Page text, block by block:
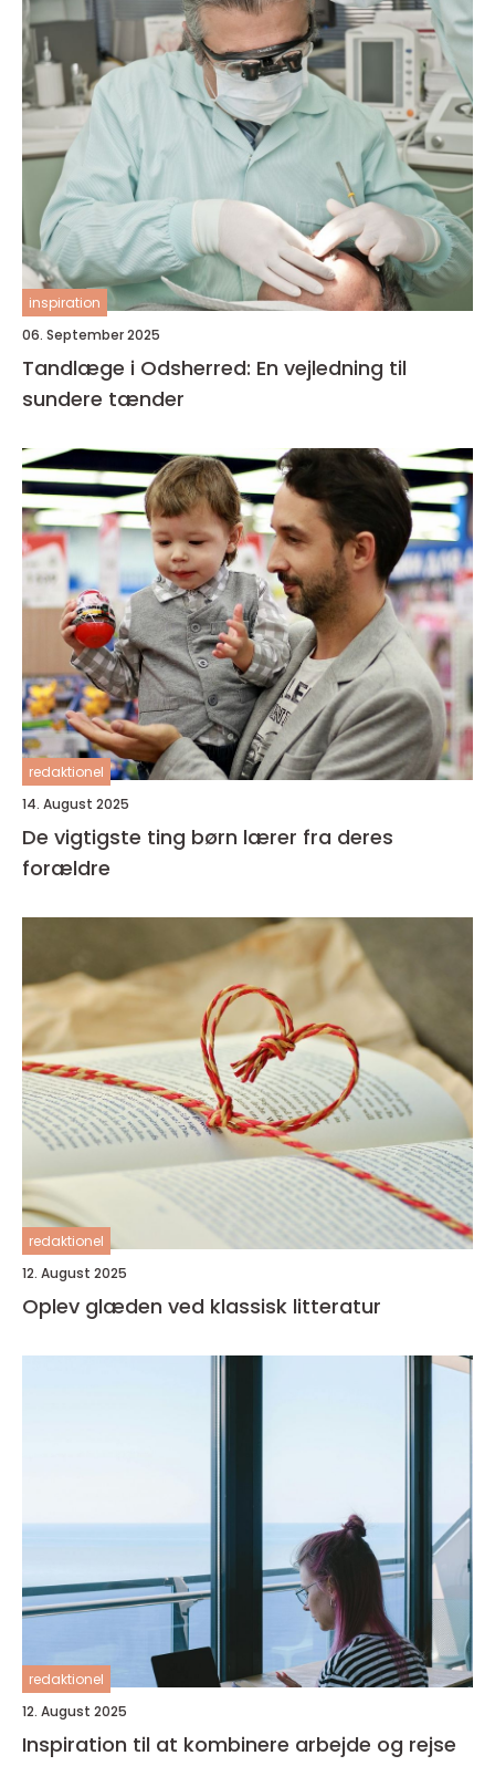
inspiration
06. September 2025
Tandlæge i Odsherred: En vejledning til
sundere tænder
redaktionel
14. August 2025
De vigtigste ting børn lærer fra deres
forældre
redaktionel
12. August 2025
Oplev glæden ved klassisk litteratur
redaktionel
12. August 2025
Inspiration til at kombinere arbejde og rejse